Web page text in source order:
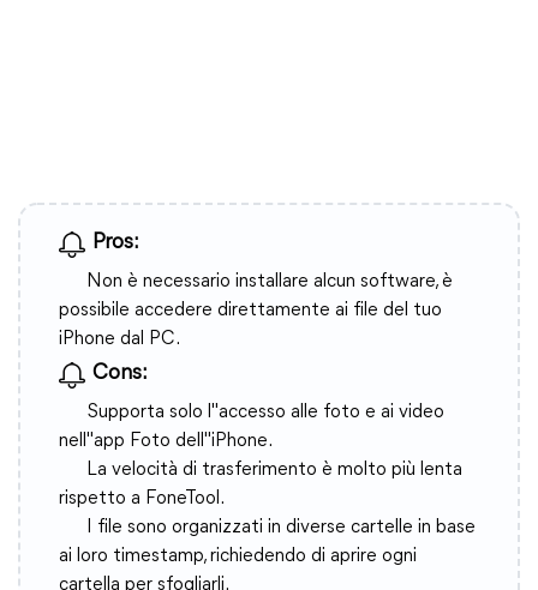
Pros:
Non è necessario installare alcun software, è
possibile accedere direttamente ai file del tuo
iPhone dal PC.
Cons:
Supporta solo l"accesso alle foto e ai video
nell"app Foto dell"iPhone.
La velocità di trasferimento è molto più lenta
rispetto a FoneTool.
I file sono organizzati in diverse cartelle in base
ai loro timestamp, richiedendo di aprire ogni
cartella per sfogliarli.